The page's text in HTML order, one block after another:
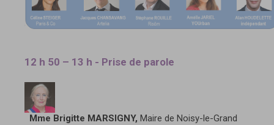
12 h 50 – 13 h - Prise de parole
Mme Brigitte MARSIGNY, Maire de Noisy-le-Grand